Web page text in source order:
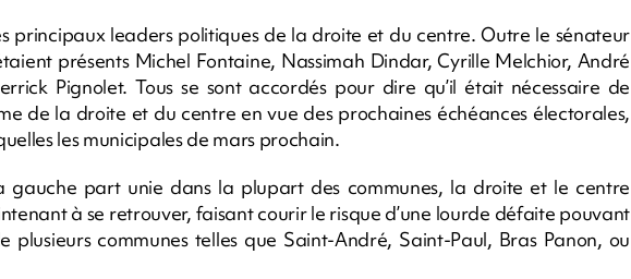
principaux leaders politiques de la droite et du centre. Outre le sénateur
présents Michel Fontaine, Nassimah Dindar, Cyrille Melchior, André
Pignolet. Tous se sont accordés pour dire qu’il était nécessaire de
de la droite et du centre en vue des prochaines échéances électorales,
les municipales de mars prochain.
gauche part unie dans la plupart des communes, la droite et le centre
à se retrouver, faisant courir le risque d’une lourde défaite pouvant
communes telles que Saint-André, Saint-Paul, Bras Panon, ou